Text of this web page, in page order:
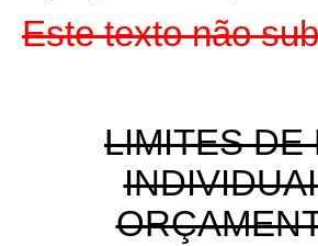
Este texto não
LIMITES DE